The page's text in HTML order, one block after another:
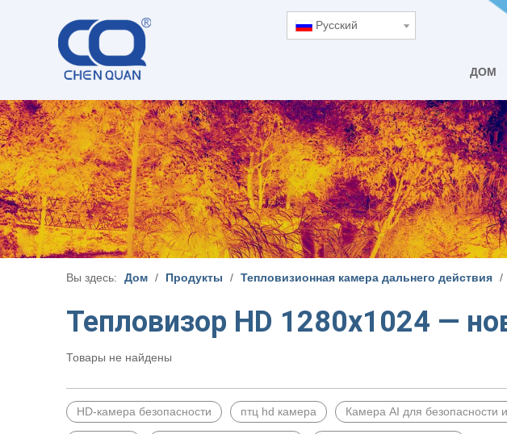
Pусский
ДОМ
Вы здесь: Дом / Продукты / Тепловизионная камера дальнего действия /
Тепловизор HD 1280x1024 —
Товары не найдены
HD-камера безопасности птц hd камера Камера AI для безопасности